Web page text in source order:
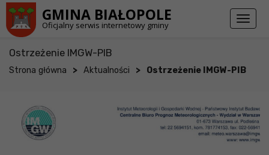
GMINA BIAŁOPOLE
Oficjalny serwis internetowy gminy
Toggle
Ostrzeżenie IMGW-PIB
Strona główna > Aktualności > Ostrzeżenie IMGW-PIB